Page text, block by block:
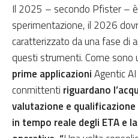
Il 2025 – secondo Pfister –
sperimentazione, il 2026
caratterizzato da una fase di
questi strumenti. Come sono
prime applicazioniAgentic
conmittenti riguardano
valutazione e
in tempo reale degli ETA e